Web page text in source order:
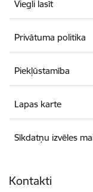
Viegli lasīt
Privātuma politika
Piekļūstamība
Lapas karte
Sīkdatņu izvēles
Kontakti